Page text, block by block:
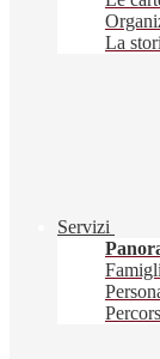
La
Servizi